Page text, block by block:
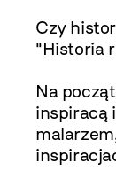
Czy
"Historia
Na
inspiracą